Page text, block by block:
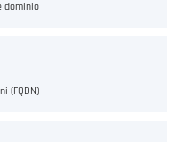
dominio
(FQDN)